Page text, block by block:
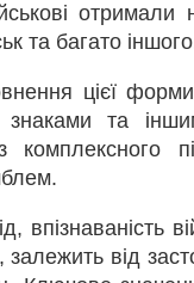
та багато
цієї
та
впізнаваність
від